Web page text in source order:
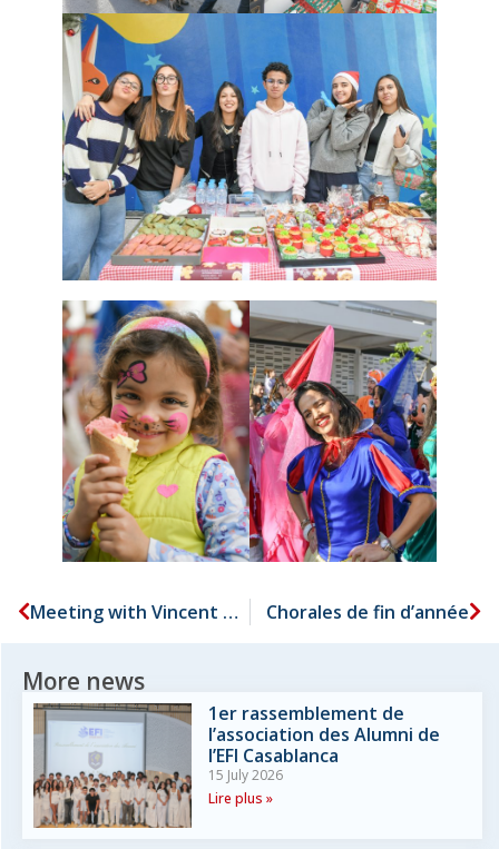
Meeting with Vincent Cuvellier Chorales de fin d’année
More news
1er rassemblement de
l’association des Alumni de
l’EFI Casablanca
15 July 2026
Lire plus »